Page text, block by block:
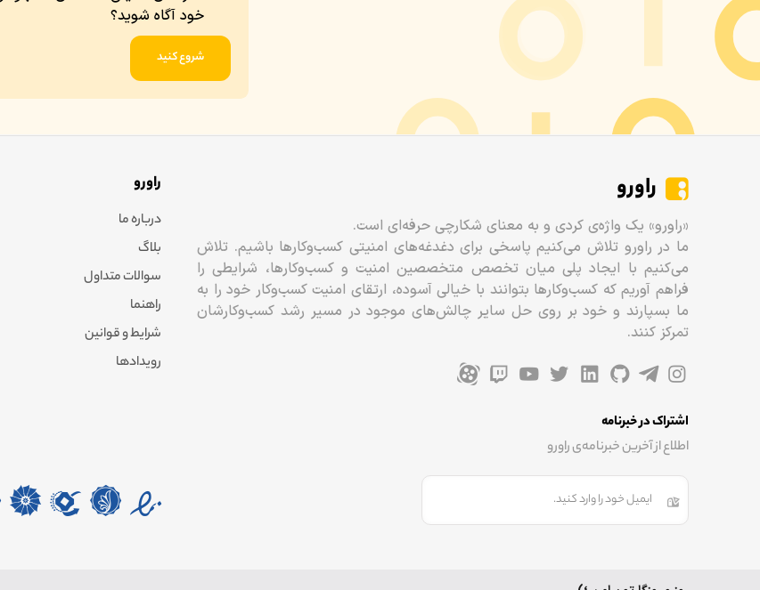
خود آگاه شوید؟
شروع کنید
راورو
«راورو» یک واژه‌ی کردی و به معنای شکارچی حرفه‌ای است.
ما در راورو تلاش می‌کنیم پاسخی برای دغدغه‌های امنیتی کسب‌وکارها باشیم. تلاش
می‌کنیم با ایجاد پلی میان تخصص متخصصین امنیت و کسب‌وکارها، شرایطی را
فراهم آوریم که کسب‌وکارها بتوانند با خیالی آسوده، ارتقای امنیت کسب‌وکار خود را به
ما بسپارند و خود بر روی حل سایر چالش‌های موجود در مسیر رشد کسب‌وکارشان
تمرکز کنند.
اشتراک در خبرنامه
اطلاع از آخرین خبرنامه‌ی راورو
ایمیل خود را وارد کنید.
راورو
درباره ما
بلاگ
سوالات متداول
راهنما
شرایط و قوانین
رویدادها